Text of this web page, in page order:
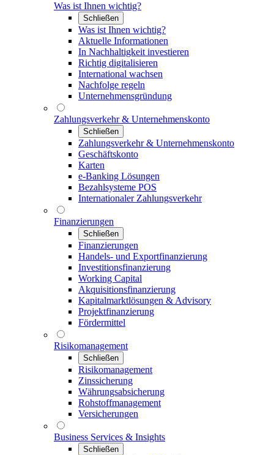
Was ist Ihnen wichtig?
Schließen
Was ist Ihnen wichtig?
Aktuelle Informationen
In Nachhaltigkeit investieren
Richtig digitalisieren
International wachsen
Nachfolge regeln
Unternehmensgründung
Zahlungsverkehr & Unternehmenskonto
Schließen
Zahlungsverkehr & Unternehmenskonto
Geschäftskonto
Karten
e-Banking Lösungen
Bezahlsysteme POS
Internationaler Zahlungsverkehr
Finanzierungen
Schließen
Finanzierungen
Handels- und Exportfinanzierung
Investitionsfinanzierung
Working Capital
Akquisitionsfinanzierung
Kapitalmarktlösungen & Advisory
Projektfinanzierung
Fördermittel
Risikomanagement
Schließen
Risikomanagement
Zinssicherung
Währungsabsicherung
Rohstoffmanagement
Versicherungen
Business Services & Insights
Schließen